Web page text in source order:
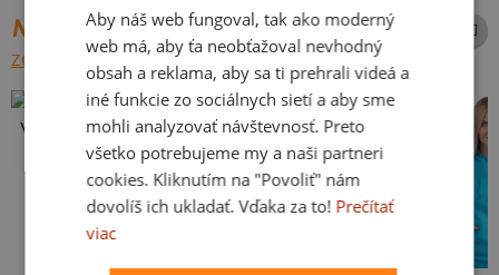
NAJPREDÁVANEJŠIE POTLAČE
ZOBRAZIŤ VŠETKY
Vlastná potlač
Aby náš web fungoval, tak ako moderný
web má, aby ťa neobťažoval nevhodný
obsah a reklama, aby sa ti prehrali videá a
iné funkcie zo sociálnych sietí a aby sme
mohli analyzovať návštevnosť. Preto
všetko potrebujeme my a naši partneri
cookies. Kliknutím na "Povoliť" nám
dovolíš ich ukladať. Vďaka za to! Prečítať
viac